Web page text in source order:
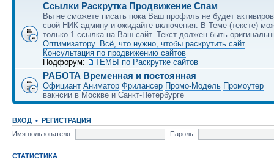
Ссылки Раскрутка Продвижение Спам
Вы не сможете писать пока Ваш профиль не будет
свой НИК админу и ожидайте включения. В Теме (тексте)
только 1 ссылка на Ваш сайт. Текст должен быть
Оптимизатору. Всё, что нужно, чтобы раскрутить сайт
Консультация по продвижению сайтов
Подфорум:
ТЕМЫ по Раскрутке сайтов
РАБОТА Временная и постоянная
Официант Аниматор Фрилансер Промо-Модель Промоутер
вакнсии в Москве и Санкт-Петербурге
ВХОД • РЕГИСТРАЦИЯ
Имя пользователя:
Пароль:
СТАТИСТИКА